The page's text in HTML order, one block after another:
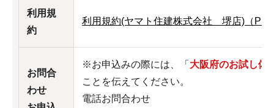
利用規
約
利用規約(ヤマト住建株式会社 堺店)（
お問合
わせ
※お申込みの際には、「 大阪府のお試し体
ことを伝えてください。
電話お問合わせ